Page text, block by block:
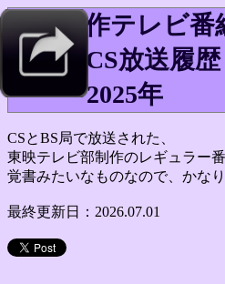
東映制作テレビ番
BS・CS放送履歴
2025年
CSとBS局で放送された、
東映テレビ部制作のレギュラー
覚書みたいなものなので、かな
最終更新日：2026.07.01